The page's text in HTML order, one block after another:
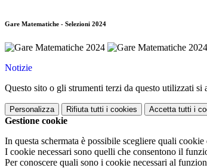
Gare Matematiche - Selezioni 2024
Notizie
Questo sito o gli strumenti terzi da questo utilizzati
Personalizza Rifiuta tutti i cookies Accetta tutti i
Gestione cookie
In questa schermata è possibile scegliere quali cookie
I cookie necessari sono quelli che consentono il
Per conoscere quali sono i cookie necessari al